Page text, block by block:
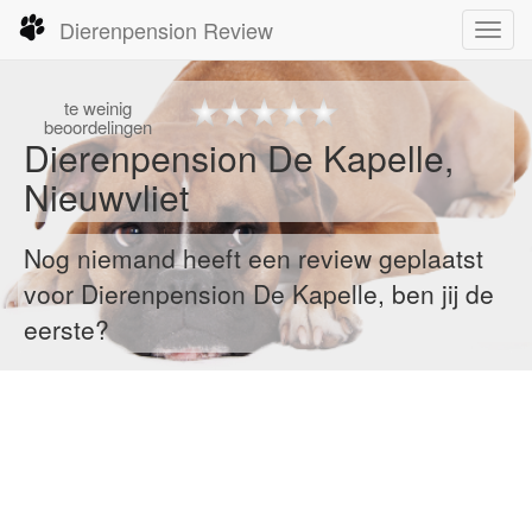
Dierenpension Review
teweinig
beoordelingen
Dierenpension De Kapelle,
Nieuwvliet
Nog niemand heeft een review geplaatst
voor Dierenpension De Kapelle, ben jij de
eerste?